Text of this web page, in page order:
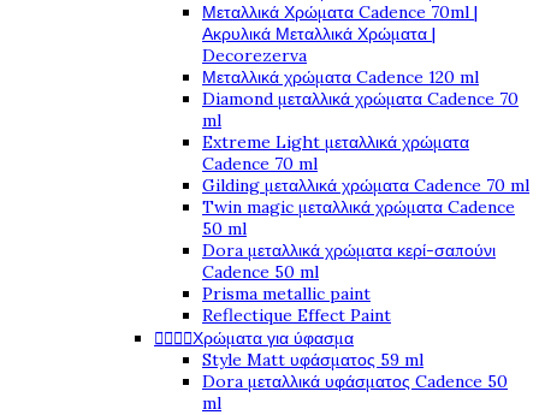
Μεταλλικά Χρώματα Cadence 70ml |
Ακρυλικά Μεταλλικά Χρώματα |
Decorezerva
Μεταλλικά χρώματα Cadence 120 ml
Diamond μεταλλικά χρώματα Cadence 70
ml
Extreme Light μεταλλικά χρώματα
Cadence 70 ml
Gilding μεταλλικά χρώματα Cadence 70 ml
Twin magic μεταλλικά χρώματα Cadence
50 ml
Dora μεταλλικά χρώματα κερί-σαπούνι
Cadence 50 ml
Prisma metallic paint
Reflectique Effect Paint
Χρώματα για ύφασμα
Style Matt υφάσματος 59 ml
Dora μεταλλικά υφάσματος Cadence 50
ml